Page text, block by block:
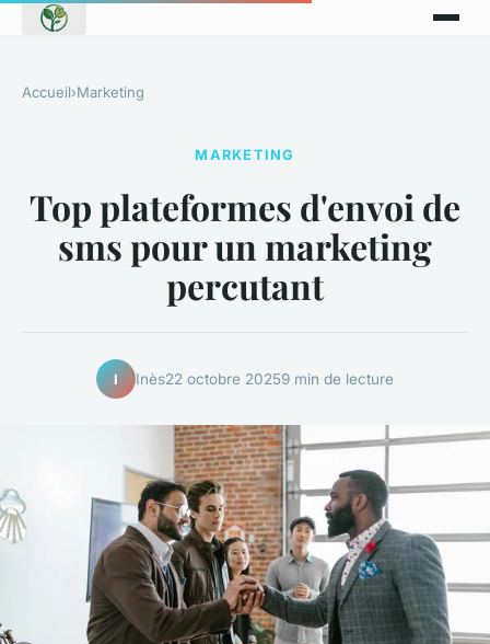
Accueil›Marketing
MARKETING
Top plateformes d'envoi de
sms pour un marketing
percutant
I Inès22 octobre 20259 min de lecture